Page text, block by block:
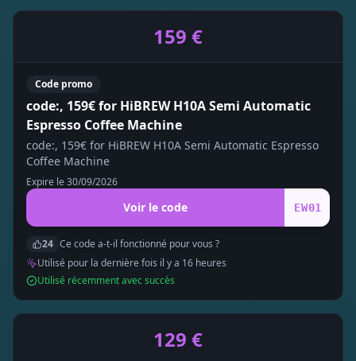
159 €
Code promo
code:, 159€ for HiBREW H10A Semi Automatic
Espresso Coffee Machine
code:, 159€ for HiBREW H10A Semi Automatic Espresso
Coffee Machine
Expire le 30/09/2026
Voir le code EW01
24 Ce code a-t-il fonctionné pour vous ?
Utilisé pour la dernière fois il y a 16 heures
Utilisé récemment avec succès
129 €